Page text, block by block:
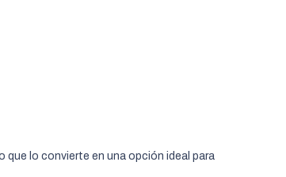
que lo convierte en una opción ideal para